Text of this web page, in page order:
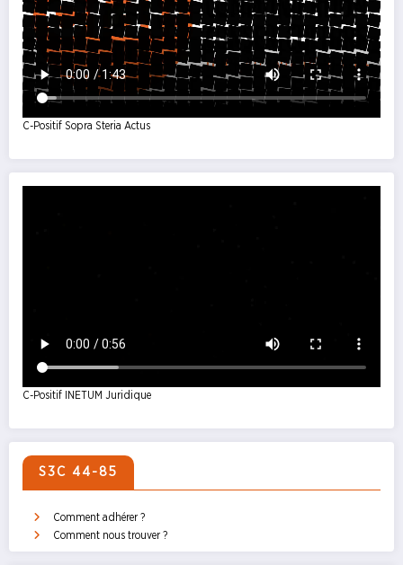
C-Positif Sopra Steria Actus
C-Positif INETUM Juridique
S3C 44-85
Comment adhérer ?
Comment nous trouver ?